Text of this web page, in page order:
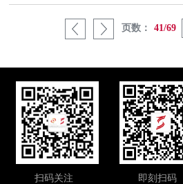
大数据安全发展的
布《UEBA技术白皮
页数： 41/69
扫码关注
即刻扫码